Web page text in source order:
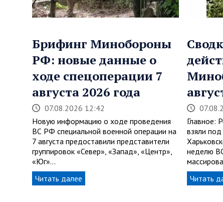
Брифинг Минобороны
РФ: новые данные о
ходе спецоперации 7
августа 2026 года
07.08.2026 12:42
Новую информацию о ходе проведения
ВС РФ специальной военной операции на
7 августа предоставили представители
группировок «Север», «Запад», «Центр»,
«Юг»…
Читать далее
Главное:
взяли
неделю
Читать